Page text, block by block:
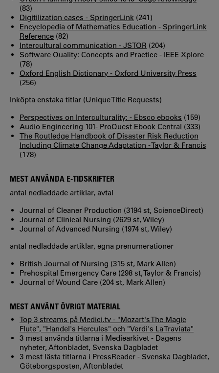
(83)
Digitilization cases - SpringerLink (241)
Encyclopedia of Mathematics Education - SpringerLink
Reference (82)
Intercultural communication - JSTOR (204)
Software Quality: Concepts and Practice - IEEE Xplore
(78)
Oxford English Dictionary - Oxford University Press
(256)
Inköpta enstaka titlar (Unique Title Requests)
Perspectives on Interculturality: - Ebsco ebooks (159)
Audio Engineering 101- ProQuest Ebook Central (333)
The Routledge Handbook of Disaster Risk Reduction
Including Climate Change Adaptation - Taylor & Francis
(178)
MEST ANVÄNDA E-TIDSKRIFTER
antal nedladdade artiklar, avtal
Journal of Cleaner Production (3194 st, ScienceDirect)
Journal of Clinical Nursing (2629 st, Wiley)
Journal of Advanced Nursing (1974 st, Wiley)
antal nedladdade artiklar, egna prenumerationer
British Journal of Nursing (315 st, Mark Allen)
Prehospital Emergency Care (298 st, Taylor & Francis)
Journal of Wound Care (204 st, Mark Allen)
MEST ANVÄNT ÖVRIGT MATERIAL
Top 3 streams på Medici.tv - "Mozart's The Magic
Flute", "Handel's Hercules" och "Verdi's La Traviata"
3 mest använda titlarna i Mediearkivet - Dagens
nyheter, Aftonbladet, Svenska Dagbladet
3 mest lästa titlarna i PressReader - Svenska Dagbladet,
Göteborgsposten, Aftonbladet